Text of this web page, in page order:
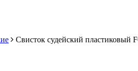
Свисток судейский пластиковый